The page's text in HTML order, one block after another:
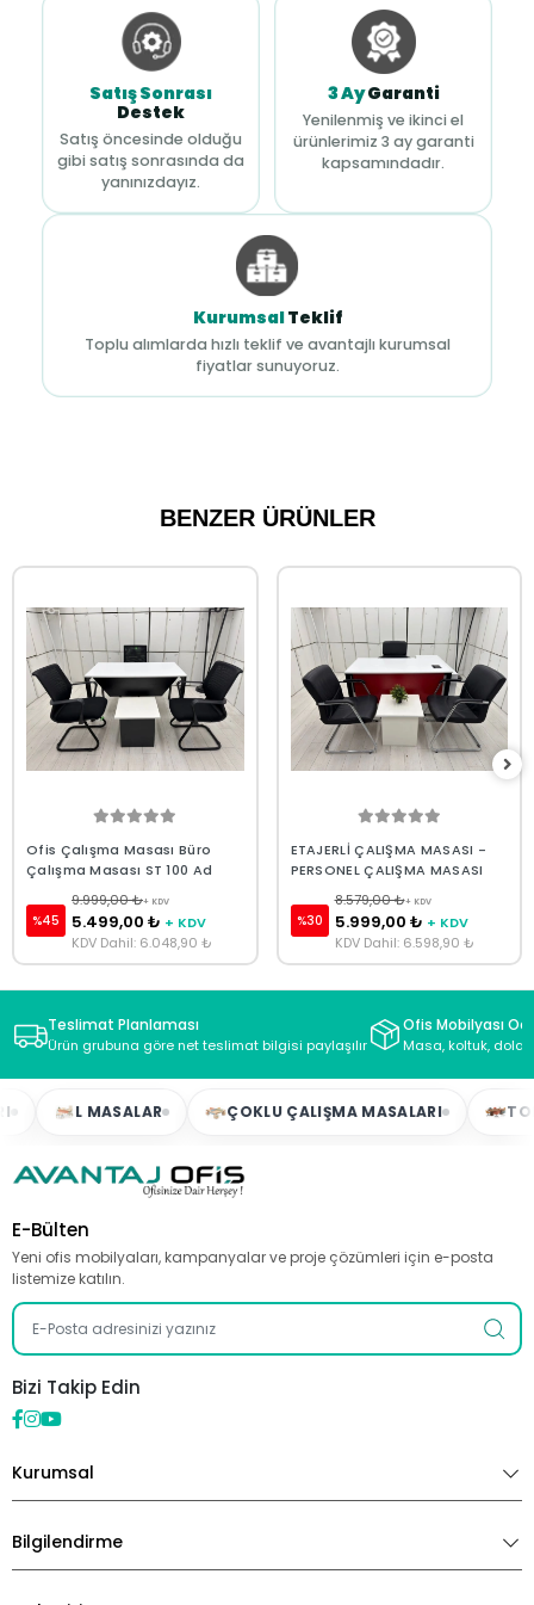
Satış Sonrası
Destek
Satış öncesinde olduğu
gibi satış sonrasında da
yanınızdayız.
3 AyGaranti
Yenilenmiş ve ikinci el
ürünlerimiz 3 ay garanti
kapsamındadır.
KurumsalTeklif
Toplu alımlarda hızlı teklif ve avantajlı kurumsal
fiyatlar sunuyoruz.
BENZER ÜRÜNLER
Ofis Çalışma Masası Büro
Çalışma Masası ST 100 Ad
%45
9.999,00 ₺+ KDV
5.499,00 ₺ + KDV
KDV Dahil: 6.048,90 ₺
ETAJERLİ ÇALIŞMA MASASI -
PERSONEL ÇALIŞMA MASASI
%30
8.579,00 ₺+ KDV
5.999,00 ₺ + KDV
KDV Dahil: 6.598,90 ₺
Teslimat Planlaması
Ürün grubuna göre net teslimat bilgisi paylaşılır
Ofis Mobilyası
Masa, koltuk,
L MASALAR ÇOKLU ÇALIŞMA MASALARI
E-Bülten
Yeni ofis mobilyaları, kampanyalar ve proje çözümleri için e-posta
listemize katılın.
Bizi Takip Edin
Kurumsal
Bilgilendirme